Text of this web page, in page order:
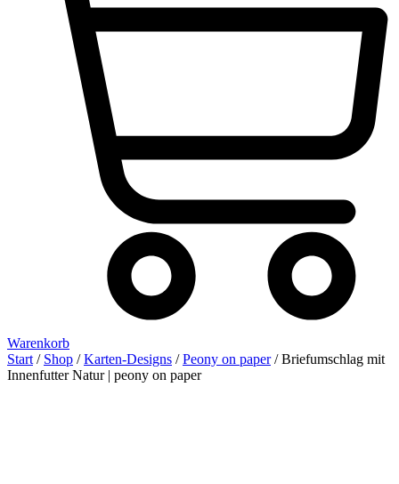
Warenkorb
Start / Shop /Karten-Designs /Peony on paper/ Briefumschlag mit
Innenfutter Natur | peony on paper